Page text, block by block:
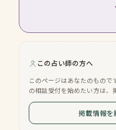
この占い師の方へ
このページはあなたのもので
の相談受付を始めたい方は、
掲載情報を